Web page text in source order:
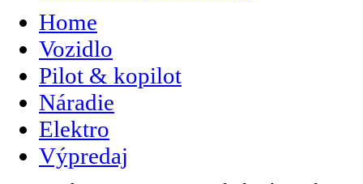
Home
Vozidlo
Pilot & kopilot
Náradie
Elektro
Výpredaj